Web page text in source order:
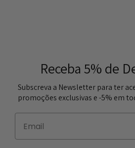
Receba 5% de
Subscreva a Newsletter para ter
promoções exclusivas e -5% em